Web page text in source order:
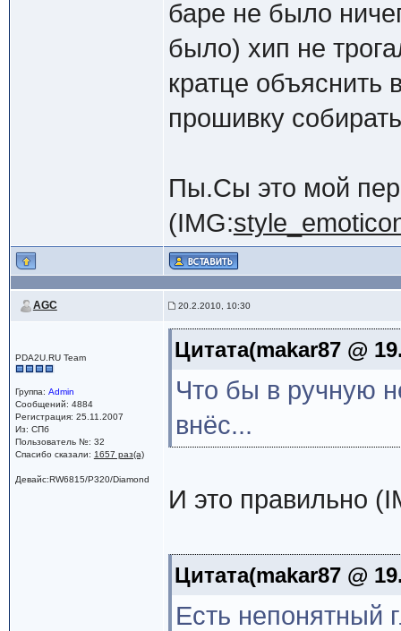
баре не было
было) хип не
кратце объяснить
прошивку
Пы.Сы это мой
(IMG:
AGC 20.2.2010, 10:30
PDA2U.RU Team
Группа: Admin
Сообщений: 4884
Регистрация: 25.11.2007
Из: СПб
Пользователь №: 32
Спасибо сказали: 1657 раз(а)
Девайс:RW6815/P320/Diamond
Цитата(makar87 @
Что бы в ручную
внёс...
И это правильно
Цитата(makar87 @
Есть непонятный